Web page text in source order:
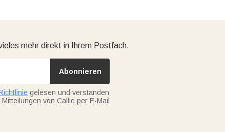
mehr direkt in Ihrem Postfach.
Abonnieren
gelesen und verstanden
von Callie per E-Mail